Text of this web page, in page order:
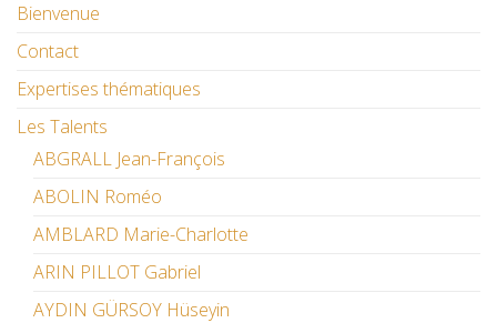
Bienvenue
Contact
Expertises thématiques
Les Talents
ABGRALL Jean-François
ABOLIN Roméo
AMBLARD Marie-Charlotte
ARIN PILLOT Gabriel
AYDIN GÜRSOY Hüseyin